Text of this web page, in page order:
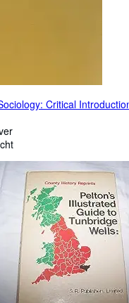
Critical